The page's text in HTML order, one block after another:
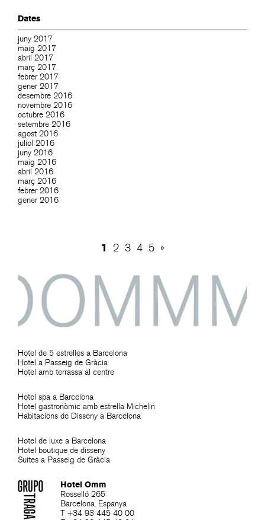
Dates
juny 2017
maig 2017
abril 2017
març 2017
febrer 2017
gener 2017
desembre 2016
novembre 2016
octubre 2016
setembre 2016
agost 2016
juliol 2016
juny 2016
maig 2016
abril 2016
març 2016
febrer 2016
gener 2016
1 2 3 4 5 »
Hotel de 5 estrelles a Barcelona
Hotel a Passeig de Gràcia
Hotel amb terrassa al centre
Hotel spa a Barcelona
Hotel gastronòmic amb estrella Michelin
Habitacions de Disseny a Barcelona
Hotel de luxe a Barcelona
Hotel boutique de disseny
Suites a Passeig de Gràcia
Hotel Omm
Rosselló 265
Barcelona. Espanya
T +34 93 445 40 00